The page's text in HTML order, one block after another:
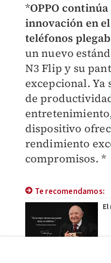
*OPPO
innovación en
teléfonos
un nuevo
N3 Flip y su
excepcional. Ya
de
dispositivo
rendimiento
compromisos. *
Te recomendamos: